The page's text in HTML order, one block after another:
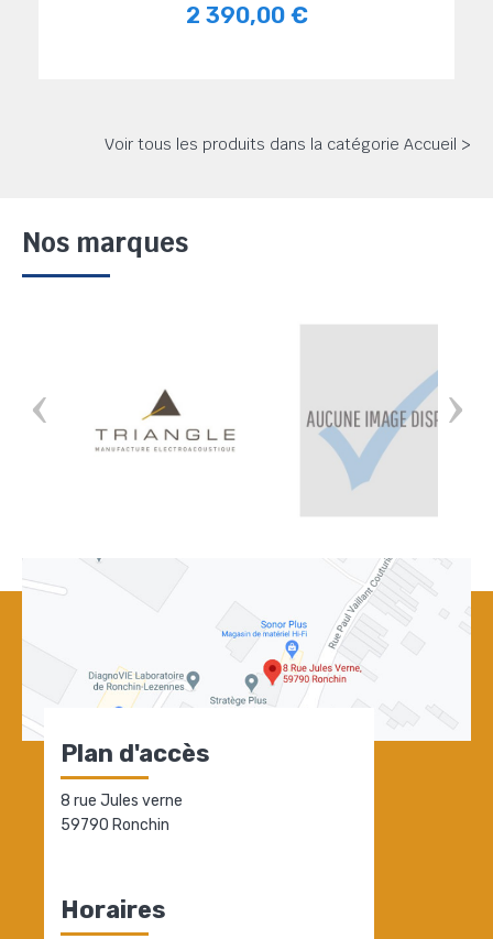
2 390,00 €
Voir tous les produits dans la catégorie Accueil >
Nos marques
Plan d'accès
8 rue Jules verne
59790 Ronchin
Horaires